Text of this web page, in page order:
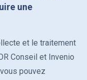
une
et le traitement
Conseil et Invenio
pouvez